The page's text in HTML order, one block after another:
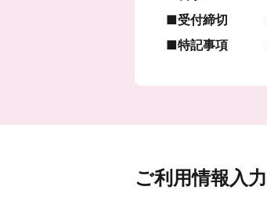
受付締切
特記事項
ご利用情報入力